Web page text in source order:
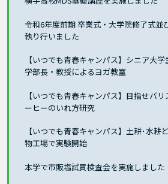
令和6年度前期 卒業式・大学院修了式並
執り行いました
【いつでも青春キャンパス】シニア大
学部長・教授によるヨガ教室
【いつでも青春キャンパス】目指せバ
ーヒーのいれ方研究
【いつでも青春キャンパス】土耕･水耕
物工場で実験開始
本学で市販塩試買検査会を実施しました